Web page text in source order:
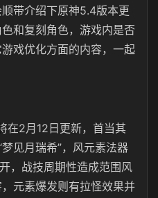
带介绍下原神5.4版本更
和复刻角色，游戏内是否
戏优化方面的内容，一起
在2月12日更新，首当其
见月瑞希”，风元素法器
，战技周期性造成范围风
元素爆发则有拉怪效果并